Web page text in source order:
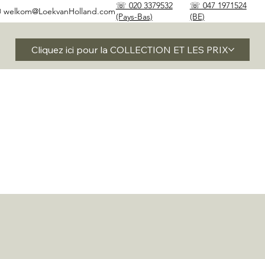
☏ 020 3379532
(Pays-Bas)
☏ 047 1971524
(BE)
welkom@LoekvanHolland.com
Cliquez ici pour la COLLECTION ET LES PRIX